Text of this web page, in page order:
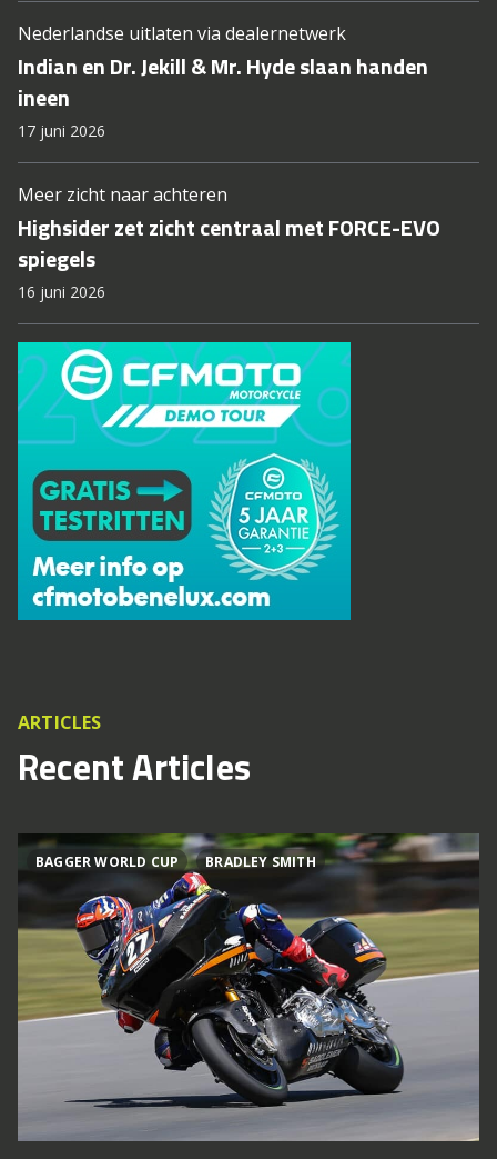
Nederlandse uitlaten via dealernetwerk
Indian en Dr. Jekill & Mr. Hyde slaan handen
ineen
17 juni 2026
Meer zicht naar achteren
Highsider zet zicht centraal met FORCE-EVO
spiegels
16 juni 2026
ARTICLES
Recent Articles
BAGGER WORLD CUP BRADLEY SMITH